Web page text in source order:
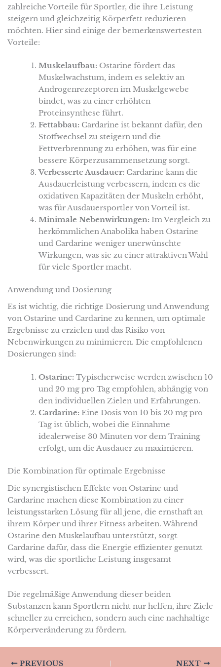
zahlreiche Vorteile für Sportler, die ihre Leistung
steigern und gleichzeitig Körperfett reduzieren
möchten. Hier sind einige der bemerkenswertesten
Vorteile:
Muskelaufbau: Ostarine fördert das
Muskelwachstum, indem es selektiv an
Androgenrezeptoren im Muskelgewebe
bindet, was zu einer erhöhten
Proteinsynthese führt.
Fettabbau: Cardarine ist bekannt dafür, den
Stoffwechsel zu steigern und die
Fettverbrennung zu erhöhen, was für eine
bessere Körperzusammensetzung sorgt.
Verbesserte Ausdauer: Cardarine kann die
Ausdauerleistung verbessern, indem es die
oxidativen Kapazitäten der Muskeln erhöht,
was für Ausdauersportler von Vorteil ist.
Minimale Nebenwirkungen: Im Vergleich zu
herkömmlichen Anabolika haben Ostarine
und Cardarine weniger unerwünschte
Wirkungen, was sie zu einer attraktiven Wahl
für viele Sportler macht.
Anwendung und Dosierung
Es ist wichtig, die richtige Dosierung und Anwendung
von Ostarine und Cardarine zu kennen, um optimale
Ergebnisse zu erzielen und das Risiko von
Nebenwirkungen zu minimieren. Die empfohlenen
Dosierungen sind:
Ostarine: Typischerweise werden zwischen 10
und 20 mg pro Tag empfohlen, abhängig von
den individuellen Zielen und Erfahrungen.
Cardarine: Eine Dosis von 10 bis 20 mg pro
Tag ist üblich, wobei die Einnahme
idealerweise 30 Minuten vor dem Training
erfolgt, um die Ausdauer zu maximieren.
Die Kombination für optimale Ergebnisse
Die synergistischen Effekte von Ostarine und
Cardarine machen diese Kombination zu einer
leistungsstarken Lösung für all jene, die ernsthaft an
ihrem Körper und ihrer Fitness arbeiten. Während
Ostarine den Muskelaufbau unterstützt, sorgt
Cardarine dafür, dass die Energie effizienter genutzt
wird, was die sportliche Leistung insgesamt
verbessert.
Die regelmäßige Anwendung dieser beiden
Substanzen kann Sportlern nicht nur helfen, ihre Ziele
schneller zu erreichen, sondern auch eine nachhaltige
Körperveränderung zu fördern.
PREVIOUS NEXT